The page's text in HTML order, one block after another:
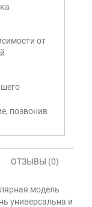
от
позвонив
ОТЗЫВЫ (0)
модель
универсальна и